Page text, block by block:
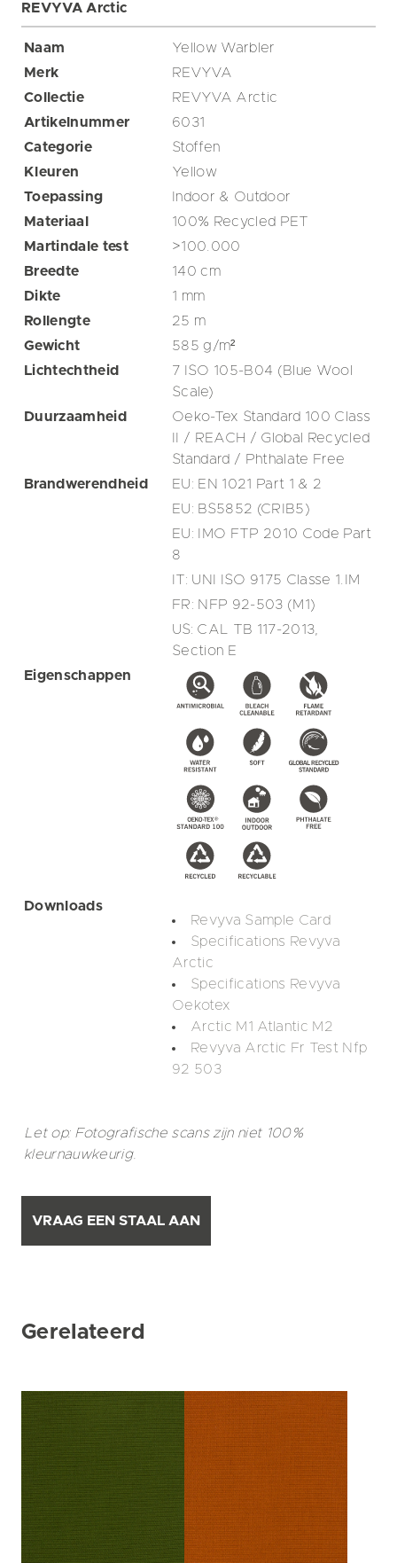
REVYVA Arctic
Naam
Yellow Warbler
Merk
REVYVA
Collectie
REVYVA Arctic
Artikelnummer
6031
Categorie
Stoffen
Kleuren
Yellow
Toepassing
Indoor & Outdoor
Materiaal
100% Recycled PET
Martindale test
>100.000
Breedte
140cm
Dikte
1 mm
Rollengte
25 m
Gewicht
585g/m²
Lichtechtheid
7 ISO 105-B04 (Blue Wool
Scale)
Duurzaamheid
Oeko-Tex Standard 100 Class
II / REACH / Global Recycled
Standard / Phthalate Free
Brandwerendheid
EU: EN 1021 Part 1 & 2
EU: BS5852 (CRIB5)
EU: IMO FTP 2010 Code Part
8
IT: UNI ISO 9175 Classe 1.IM
FR: NFP 92-503 (M1)
US: CAL TB 117-2013,
Section E
Eigenschappen
Downloads
Revyva Sample Card
Specifications Revyva
Arctic
Specifications Revyva
Oekotex
Arctic M1 Atlantic M2
Revyva Arctic Fr Test Nfp
92 503
Let op: Fotografische scans zijn niet 100%
kleurnauwkeurig.
VRAAG EEN STAAL AAN
Gerelateerd